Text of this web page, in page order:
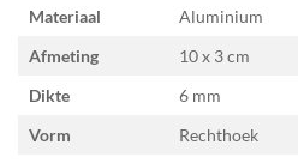
Materiaal
Aluminium
Afmeting
10 x 3
Dikte
6 mm
Vorm
Rechthoek